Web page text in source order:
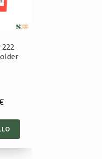
€Il
attuale